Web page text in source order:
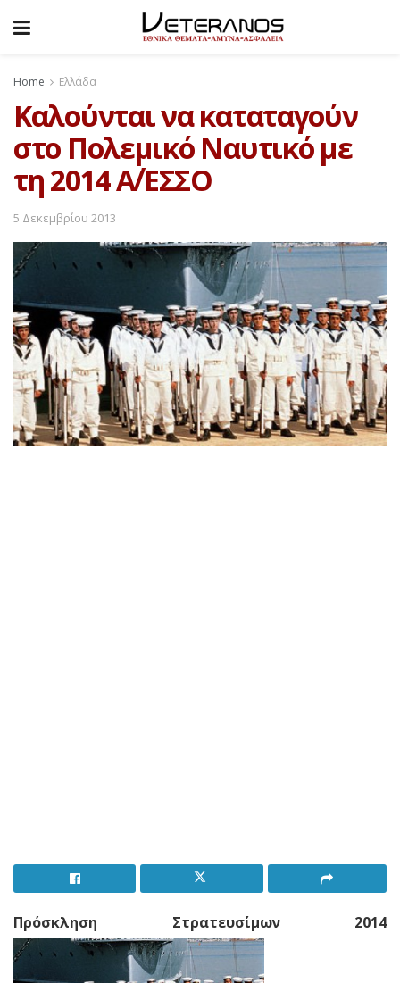
Home Ελλάδα
Καλούνται να καταταγούν
στο Πολεμικό Ναυτικό με
τη 2014 A΄/ΕΣΣΟ
5 Δεκεμβρίου 2013
Πρόσκληση Στρατευσίμων 2014